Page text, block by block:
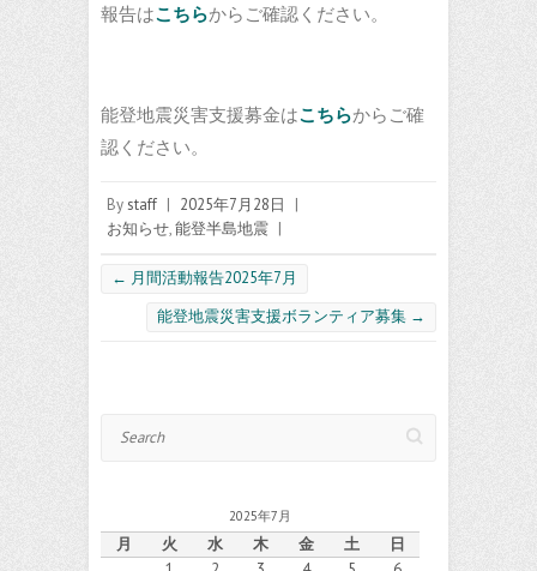
報告はこちらからご確認ください。
能登地震災害支援募金はこちらからご確
認ください。
Bystaff | 2025年7月28日
|
お知らせ,能登半島地震 |
← 月間活動報告2025年7月
能登地震災害支援ボランティア募集 →
2025年7月
月 火 水 木 金 土
日